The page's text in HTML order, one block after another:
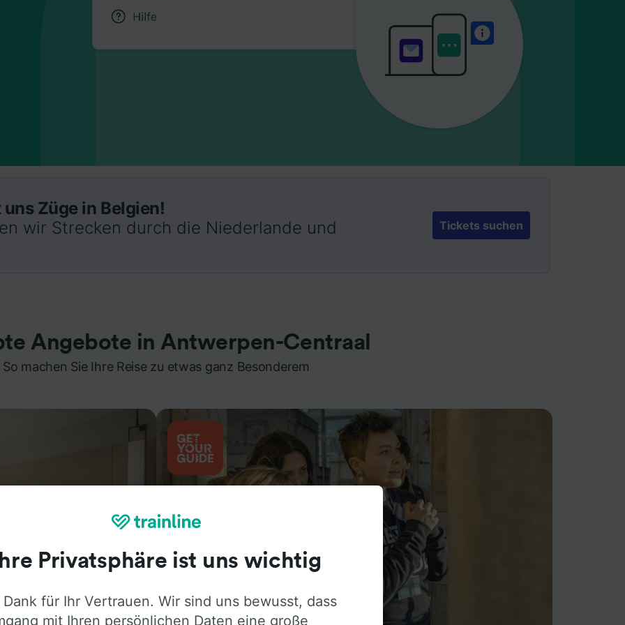
Züge in Belgien!
wir Strecken durch die Niederlande und
Tickets suchen
Angebote in Antwerpen-Centraal
So machen Sie Ihre Reise zu etwas ganz Besonderem
Ihre Privatsphäre ist uns wichtig
für Ihr Vertrauen. Wir sind uns bewusst, dass
mit Ihren persönlichen Daten eine große